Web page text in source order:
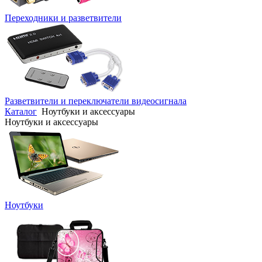
Переходники и разветвители
Разветвители и переключатели видеосигнала
Каталог Ноутбуки и аксессуары
Ноутбуки и аксессуары
Ноутбуки